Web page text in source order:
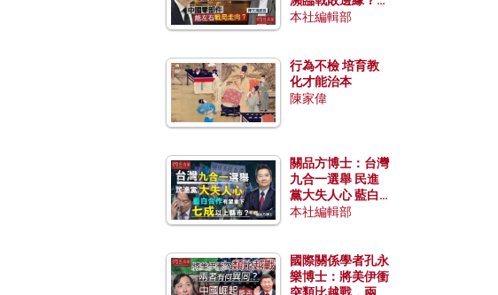
國零部件能左右戰
本社編輯部
行為不檢 培育教
化才能治本
陳家偉
關品方博士：台灣
九合一選舉 民進
黨大失人心 藍白
合作有望拿下七成
本社編輯部
國際關係學者孔永
樂博士：將美伊衝